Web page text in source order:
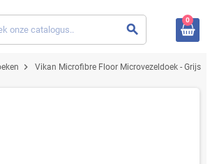
search
0
chevron_right Vikan Microfibre Floor Microvezeldoek - Grijs -